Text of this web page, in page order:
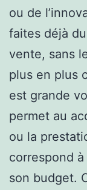
ou de
faites déjà
vente, sans
plus en plus
est grande
permet au
ou la
correspond
son budget.